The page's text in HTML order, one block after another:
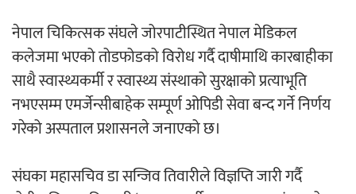
हलमा छैन ‘गौँथली’को टिकट
नेपाल चिकित्सक संघले जोरपाटीस्थित नेपाल मेडिकल
कलेजमा भएको तोडफोडको विरोध गर्दै दाषीमाथि कारबाहीका
साथै स्वास्थ्यकर्मी र स्वास्थ्य संस्थाको सुरक्षाको प्रत्याभूति
नभएसम्म एमर्जेन्सीबाहेक सम्पूर्ण ओपिडी सेवा बन्द गर्ने निर्णय
गरेको अस्पताल प्रशासनले जनाएको छ।
संघका महासचिव डा सन्जिव तिवारीले विज्ञप्ति जारी गर्दै